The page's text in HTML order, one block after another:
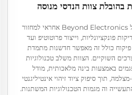
צוות הנדסי מנוסה
צוות ההנדסה המנוסה של Beyond Electronics אחראי למחזור
פונקציונליות, וייצור פרוטוטיפ ועד
פיקוח כולל זה מאפשר חדשנות מתמדת
השוקיים. הצוות משלב טכנולוגיות
באמצעות בינה מלאכותית, מודל
תוך סיפוק ציוד זיהוי אינטיליגנטי
וה מגמות הטכנולוגיות המשתנות.